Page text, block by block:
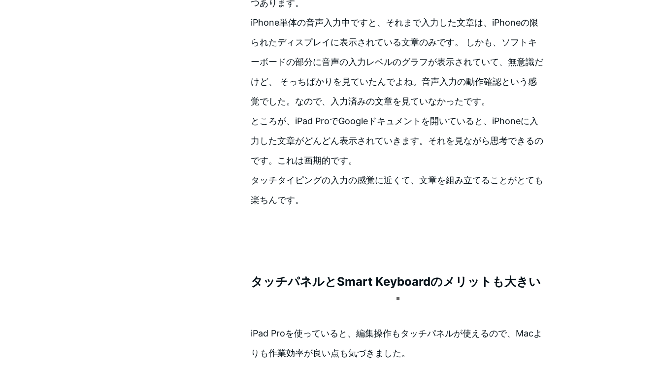
つあります。
iPhone単体の音声入力中ですと、それまで入力した文章は、iPhoneの限
られたディスプレイに表示されている文章のみです。 しかも、ソフトキ
ーボードの部分に音声の入力レベルのグラフが表示されていて、無意識だ
けど、 そっちばかりを見ていたんでよね。音声入力の動作確認という感
覚でした。なので、入力済みの文章を見ていなかったです。
ところが、iPad ProでGoogleドキュメントを開いていると、iPhoneに入
力した文章がどんどん表示されていきます。それを見ながら思考できるの
です。これは画期的です。
タッチタイピングの入力の感覚に近くて、文章を組み立てることがとても
楽ちんです。
タッチパネルとSmart Keyboardのメリットも大きい
iPad Proを使っていると、編集操作もタッチパネルが使えるので、Macよ
りも作業効率が良い点も気づきました。